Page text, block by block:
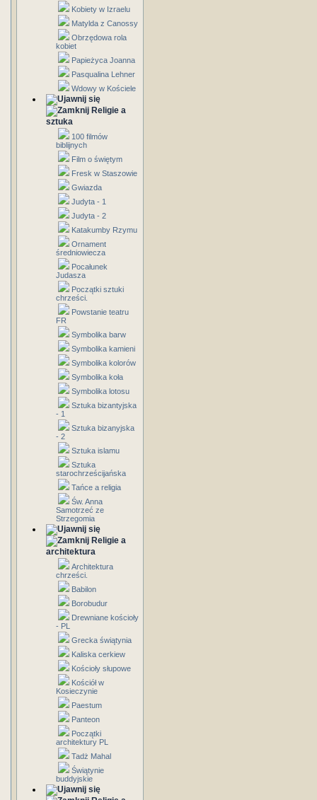
Kobiety w Izraelu
Matylda z Canossy
Obrzędowa rola
kobiet
Papieżyca Joanna
Pasqualina Lehner
Wdowy w Kościele
Religie a
sztuka
100 filmów
biblijnych
Film o świętym
Fresk w Staszowie
Gwiazda
Judyta - 1
Judyta - 2
Katakumby Rzymu
Ornament
średniowiecza
Pocałunek
Judasza
Początki sztuki
chrześci.
Powstanie teatru
FR
Symbolika barw
Symbolika kamieni
Symbolika kolorów
Symbolika koła
Symbolika lotosu
Sztuka bizantyjska
- 1
Sztuka bizanyjska
- 2
Sztuka islamu
Sztuka
starochrześcijańska
Tańce a religia
Św. Anna
Samotrzeć ze
Strzegomia
Religie a
architektura
Architektura
chrześci.
Babilon
Borobudur
Drewniane kościoły
- PL
Grecka świątynia
Kaliska cerkiew
Kościoły słupowe
Kościół w
Kosieczynie
Paestum
Panteon
Początki
architektury PL
Tadż Mahal
Świątynie
buddyjskie